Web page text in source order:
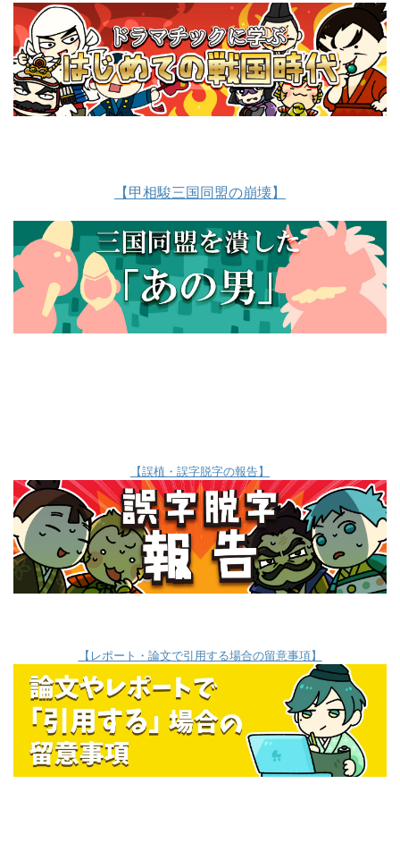
【甲相駿三国同盟の崩壊】
【誤植・誤字脱字の報告】
【レポート・論文で引用する場合の留意事項】